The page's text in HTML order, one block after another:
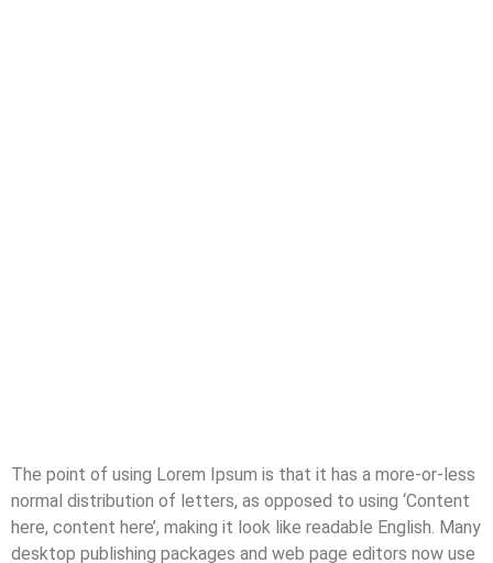
The point of using Lorem Ipsum is that it has a more-or-less
normal distribution of letters, as opposed to using ‘Content
here, content here’, making it look like readable English. Many
desktop publishing packages and web page editors now use